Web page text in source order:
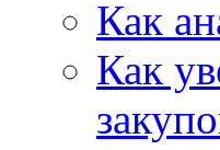
Как
Как